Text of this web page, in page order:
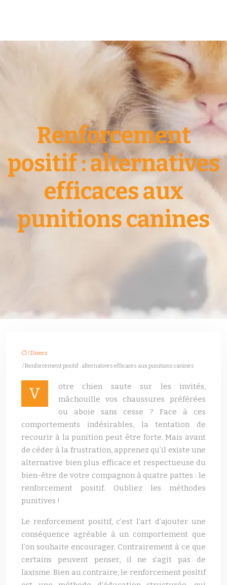
Renforcement
positif : alternatives
efficaces aux
punitions canines
/Divers
/ Renforcement positif : alternatives efficaces aux punitions canines
V
otre chien saute sur les invités,
mâchouille vos chaussures préférées
ou aboie sans cesse ? Face à ces
comportements indésirables, la tentation de
recourir à la punition peut être forte. Mais avant
de céder à la frustration, apprenez qu’il existe une
alternative bien plus efficace et respectueuse du
bien-être de votre compagnon à quatre pattes : le
renforcement positif. Oubliez les méthodes
punitives !
Le renforcement positif, c’est l’art d’ajouter une
conséquence agréable à un comportement que
l’on souhaite encourager. Contrairement à ce que
certains peuvent penser, il ne s’agit pas de
laxisme. Bien au contraire, le renforcement positif